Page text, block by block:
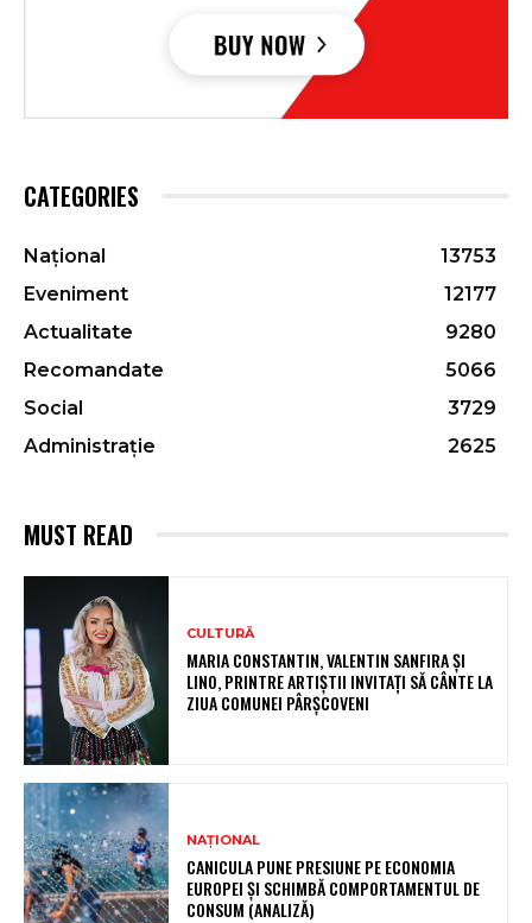
CATEGORIES
Național
13753
Eveniment
12177
Actualitate
9280
Recomandate
5066
Social
3729
Administrație
2625
MUST READ
CULTURĂ
MARIA CONSTANTIN, VALENTIN SANFIRA ȘI
LINO, PRINTRE ARTIȘTII INVITAȚI SĂ CÂNTE LA
ZIUA COMUNEI PÂRȘCOVENI
NAȚIONAL
CANICULA PUNE PRESIUNE PE ECONOMIA
EUROPEI ȘI SCHIMBĂ COMPORTAMENTUL DE
CONSUM (ANALIZĂ)